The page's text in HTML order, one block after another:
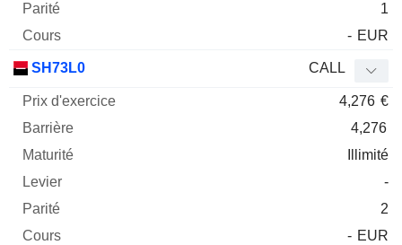
1
- EUR
SH73L0 CALL
4,276 €
4,276
Illimité
-
2
- EUR